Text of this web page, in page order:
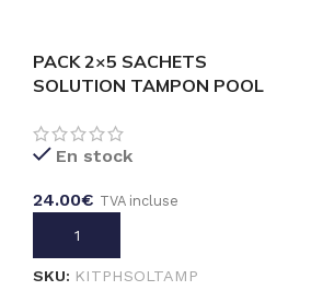
PACK 2×5 SACHETS
SOLUTION TAMPON POOL
En stock
24.00€ TVA incluse
AJOUTER AU PANIER
SKU: KITPHSOLTAMP